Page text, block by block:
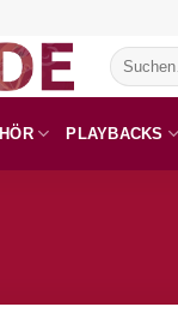
Suchen
nach:
PLAYBACKS